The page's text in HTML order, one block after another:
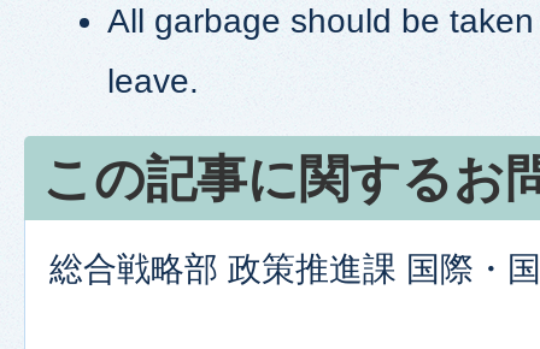
All garbage should be
leave.
この記事に関するお
総合戦略部 政策推進課 国際・